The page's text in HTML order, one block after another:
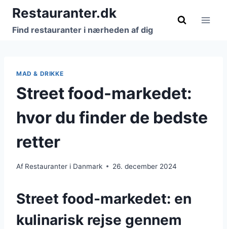
Fortsæt
indhold
Restauranter.dk
Find restauranter i nærheden af dig
MAD & DRIKKE
Street food-markedet:
hvor du finder de bedste
retter
Af Restauranter i Danmark 26. december 2024
Street food-markedet: en
kulinarisk rejse gennem